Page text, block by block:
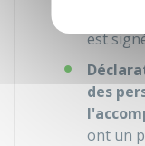
êtes
est
des
ont un